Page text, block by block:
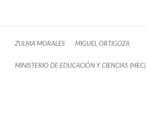
ZULMA MORALES MIGUEL ORTIGOZA
MINISTERIO DE EDUCACIÓN Y CIENCIAS (MEC)